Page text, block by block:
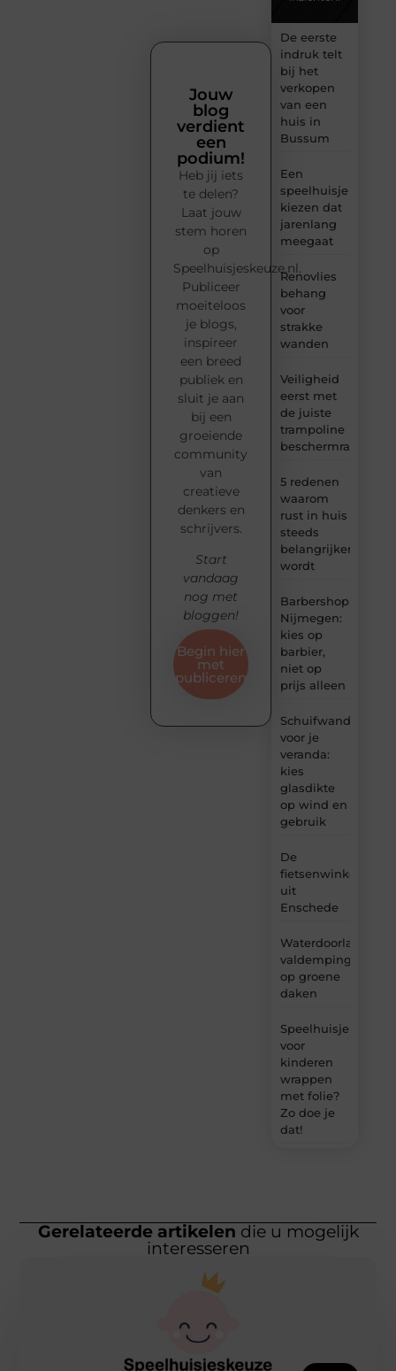
De eerste
indruk telt
bij het
verkopen
van een
huis in
Bussum
Een
speelhuisje
kiezen dat
jarenlang
meegaat
Renovlies
behang
voor
strakke
wanden
Veiligheid
eerst met
de juiste
trampoline
beschermrand
5 redenen
waarom
rust in huis
steeds
belangrijker
wordt
Barbershop
Nijmegen:
kies op
barbier,
niet op
prijs alleen
Schuifwand
voor je
veranda:
kies
glasdikte
op wind en
gebruik
De
fietsenwinkel
uit
Enschede
Waterdoorlatende
valdemping
op groene
daken
Speelhuisje
voor
kinderen
wrappen
met folie?
Zo doe je
dat!
Jouw
blog
verdient
een
podium!
Heb jij iets
te delen?
Laat jouw
stem horen
op
Speelhuisjeskeuze.nl.
Publiceer
moeiteloos
je blogs,
inspireer
een breed
publiek en
sluit je aan
bij een
groeiende
community
van
creatieve
denkers en
schrijvers.
Start
vandaag
nog met
bloggen!
Begin hier
met
publiceren
Gerelateerde artikelen die u mogelijk
interesseren